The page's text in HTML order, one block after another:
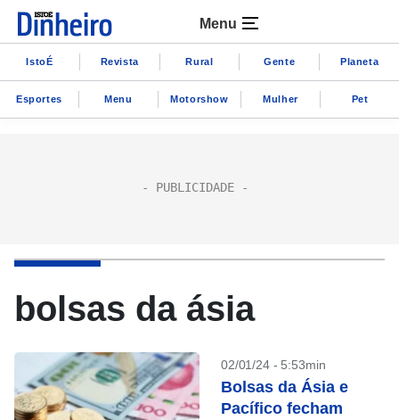
Menu
IstoÉ Revista Rural Gente Planeta
Esportes Menu Motorshow Mulher Pet
bolsas da ásia
02/01/24 - 5:53min
Bolsas da Ásia e
Pacífico fecham